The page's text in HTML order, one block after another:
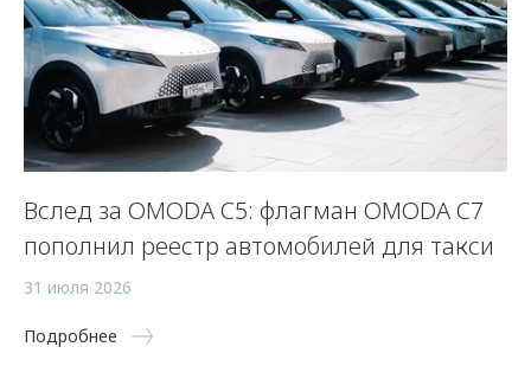
Вслед за OMODA C5: флагман OMODA C7
пополнил реестр автомобилей для такси
31 июля 2026
Подробнее